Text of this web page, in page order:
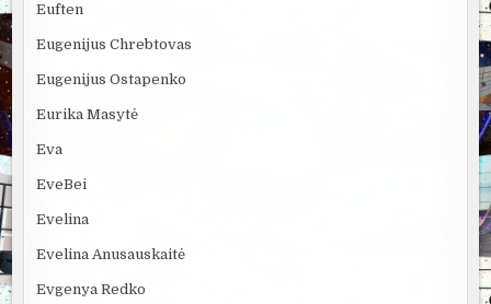
Euften
Eugenijus Chrebtovas
Eugenijus Ostapenko
Eurika Masytė
Eva
EveBei
Evelina
Evelina Anusauskaitė
Evgenya Redko